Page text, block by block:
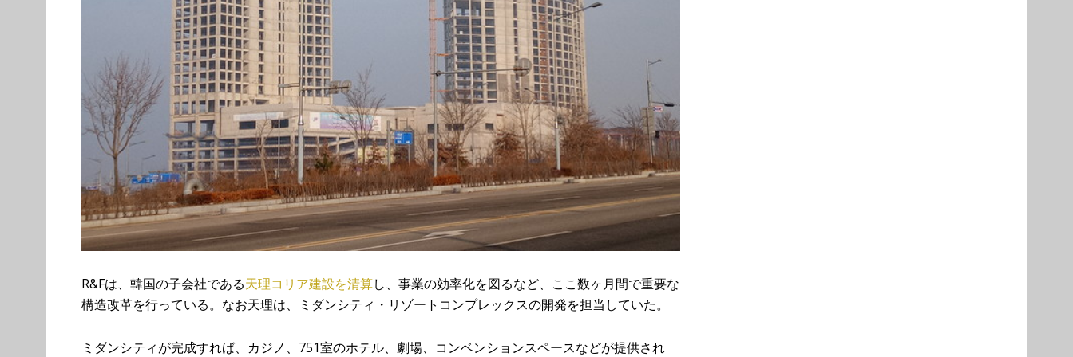
R&Fは、韓国の子会社である天理コリア建設を清算し、事業の効率化を図るなど、ここ数ヶ月間で重要な
構造改革を行っている。なお天理は、ミダンシティ・リゾートコンプレックスの開発を担当していた。
ミダンシティが完成すれば、カジノ、751室のホテル、劇場、コンベンションスペースなどが提供され